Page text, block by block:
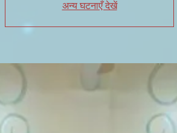
अन्य घटनाएँ देखें